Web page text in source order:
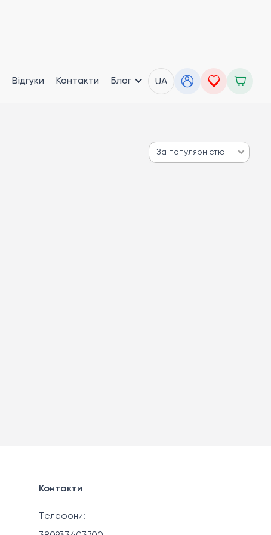
Відгуки Контакти Блог UA
За популярністю
Контакти
Телефони: